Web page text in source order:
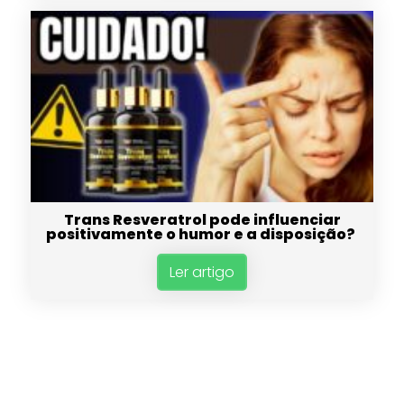
Trans Resveratrol pode influenciar
positivamente o humor e a disposição?
Ler artigo